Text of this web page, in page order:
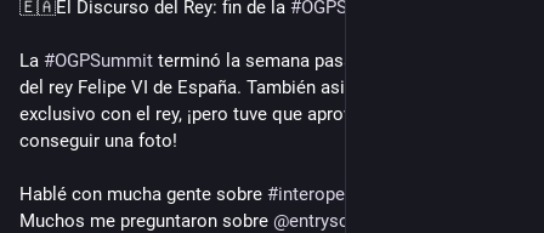
🇪🇦El Discurso del Rey: fin de la #OGPSummit
La #OGPSummit terminó la semana pasada con un discurso
del rey Felipe VI de España. También asistí a un encuentro
exclusivo con el rey, ¡pero tuve que aprovechar mi altura para
conseguir una foto!
Hablé con mucha gente sobre #interoperabilidad
Muchos me preguntaron sobre @entryscape